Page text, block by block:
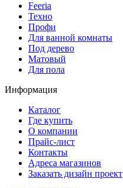
Feeria
Техно
Профи
Для ванной комнаты
Под дерево
Матовый
Для пола
Информация
Каталог
Где купить
О компании
Прайс-лист
Контакты
Адреса магазинов
Заказать дизайн проект